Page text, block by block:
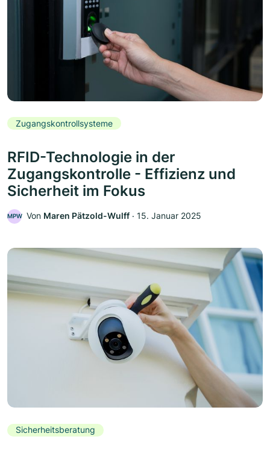
Zugangskontrollsysteme
RFID-Technologie in der
Zugangskontrolle - Effizienz und
Sicherheit im Fokus
MPW Von Maren Pätzold-Wulff ‧ 15. Januar 2025
Sicherheitsberatung